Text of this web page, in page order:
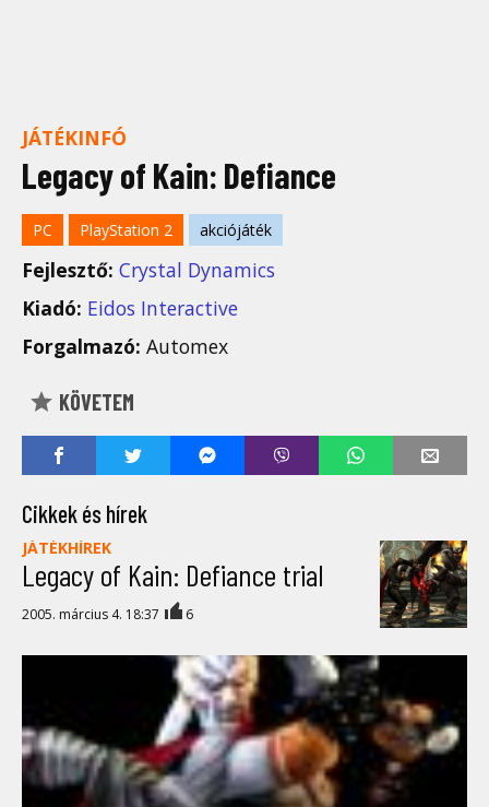
JÁTÉKINFÓ
Legacy of Kain: Defiance
PC PlayStation 2 akciójáték
Fejlesztő: Crystal Dynamics
Kiadó: Eidos Interactive
Forgalmazó: Automex
KÖVETEM
Cikkek és hírek
JÁTÉKHÍREK
Legacy of Kain: Defiance trial
2005. március 4. 18:37 6